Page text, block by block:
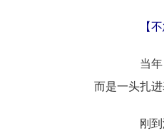
【
当年，
而是一头扎
刚到浙